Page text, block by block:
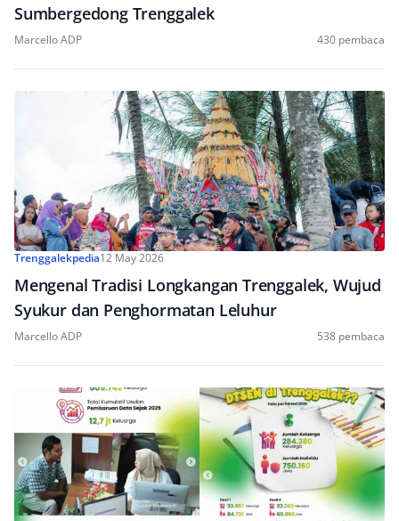
Sumbergedong Trenggalek
Marcello ADP 430 pembaca
Trenggalekpedia12 May 2026
Mengenal Tradisi Longkangan Trenggalek, Wujud
Syukur dan Penghormatan Leluhur
Marcello ADP 538 pembaca